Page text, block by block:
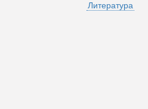
Литература